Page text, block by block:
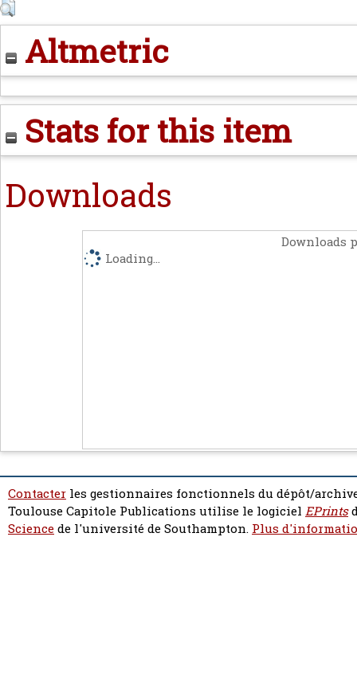
Altmetric
Stats for this item
Downloads
Downloads
Loading...
Contacter les gestionnaires fonctionnels du dépôt/
Toulouse Capitole Publications utilise le logiciel EPrints
Sciencede l'université de Southampton. Plus